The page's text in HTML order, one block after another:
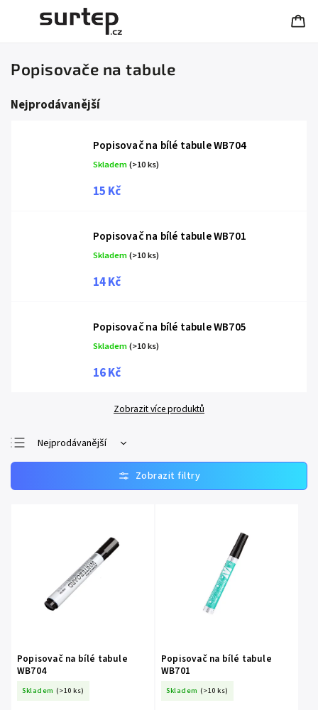
Popisovače na tabule
Nejprodávanější
Popisovač na bílé tabule WB704
Skladem(>10 ks)
15 Kč
Popisovač na bílé tabule WB701
Skladem(>10 ks)
14 Kč
Popisovač na bílé tabule WB705
Skladem(>10 ks)
16 Kč
Zobrazit více produktů
Nejprodávanější
Nejlevnější
Nejdražší
Popisovač na bílé tabule
WB704
Skladem (>10 ks)
Popisovač na bílé tabule
WB701
Skladem (>10 ks)